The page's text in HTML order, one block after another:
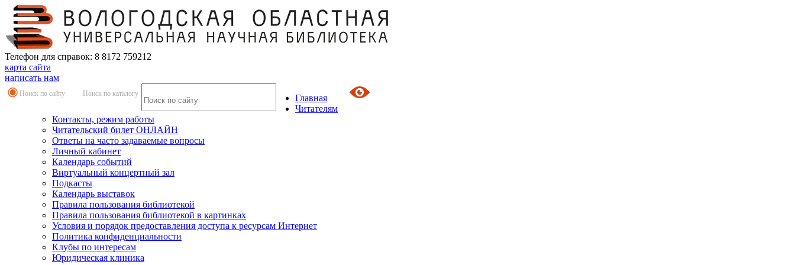
Телефон для справок: 8 8172 759212
карта сайта
написать нам
Поиск по сайту Поиск по каталогу
Главная
Читателям
Контакты, режим работы
Читательский билет ОНЛАЙН
Ответы на часто задаваемые вопросы
Личный кабинет
Календарь событий
Виртуальный концертный зал
Подкасты
Календарь выставок
Правила пользования библиотекой
Правила пользования библиотекой в картинках
Условия и порядок предоставления доступа к ресурсам Интернет
Политика конфиденциальности
Клубы по интересам
Юридическая клиника